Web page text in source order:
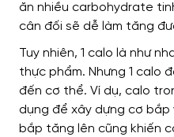
ăn nhiều carbohydrate
cân đối sẽ dễ làm tăng
Tuy nhiên, 1 calo là như
thực phẩm. Nhưng 1 calo
đến cơ thể. Ví dụ, calo
dụng để xây dựng cơ bắp
bắp tăng lên cũng khiến